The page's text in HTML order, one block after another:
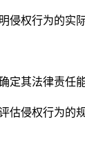
侵权行为的实际
定其法律责任能
估侵权行为的